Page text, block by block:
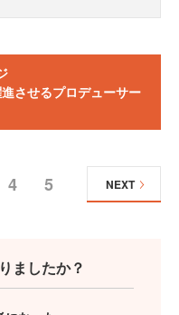
させるプロデューサー
4 5 NEXT
ましたか？